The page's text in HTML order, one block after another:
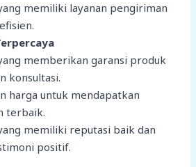
memiliki layanan pengiriman
memberikan garansi produk
konsultasi.
harga untuk mendapatkan
terbaik.
memiliki reputasi baik dan
positif.